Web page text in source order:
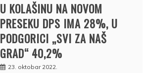
U KOLAŠINU NA NOVOM
PRESEKU DPS IMA 28%, U
PODGORICI „SVI ZA NAŠ
GRAD“ 40,2%
23. oktobar 2022.